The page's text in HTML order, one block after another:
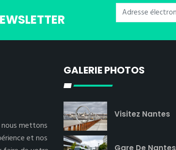
nous mettons
et nos
GALERIE PHOTOS
Visitez Nantes
Gare De Nantes